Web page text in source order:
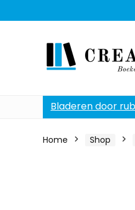
Bladeren door
Home Shop